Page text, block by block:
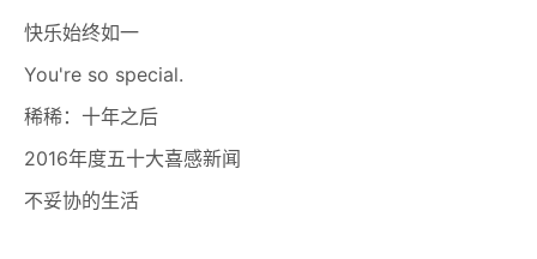
快乐始终如一
You're so special.
稀稀：十年之后
2016年度五十大喜感新闻
不妥协的生活